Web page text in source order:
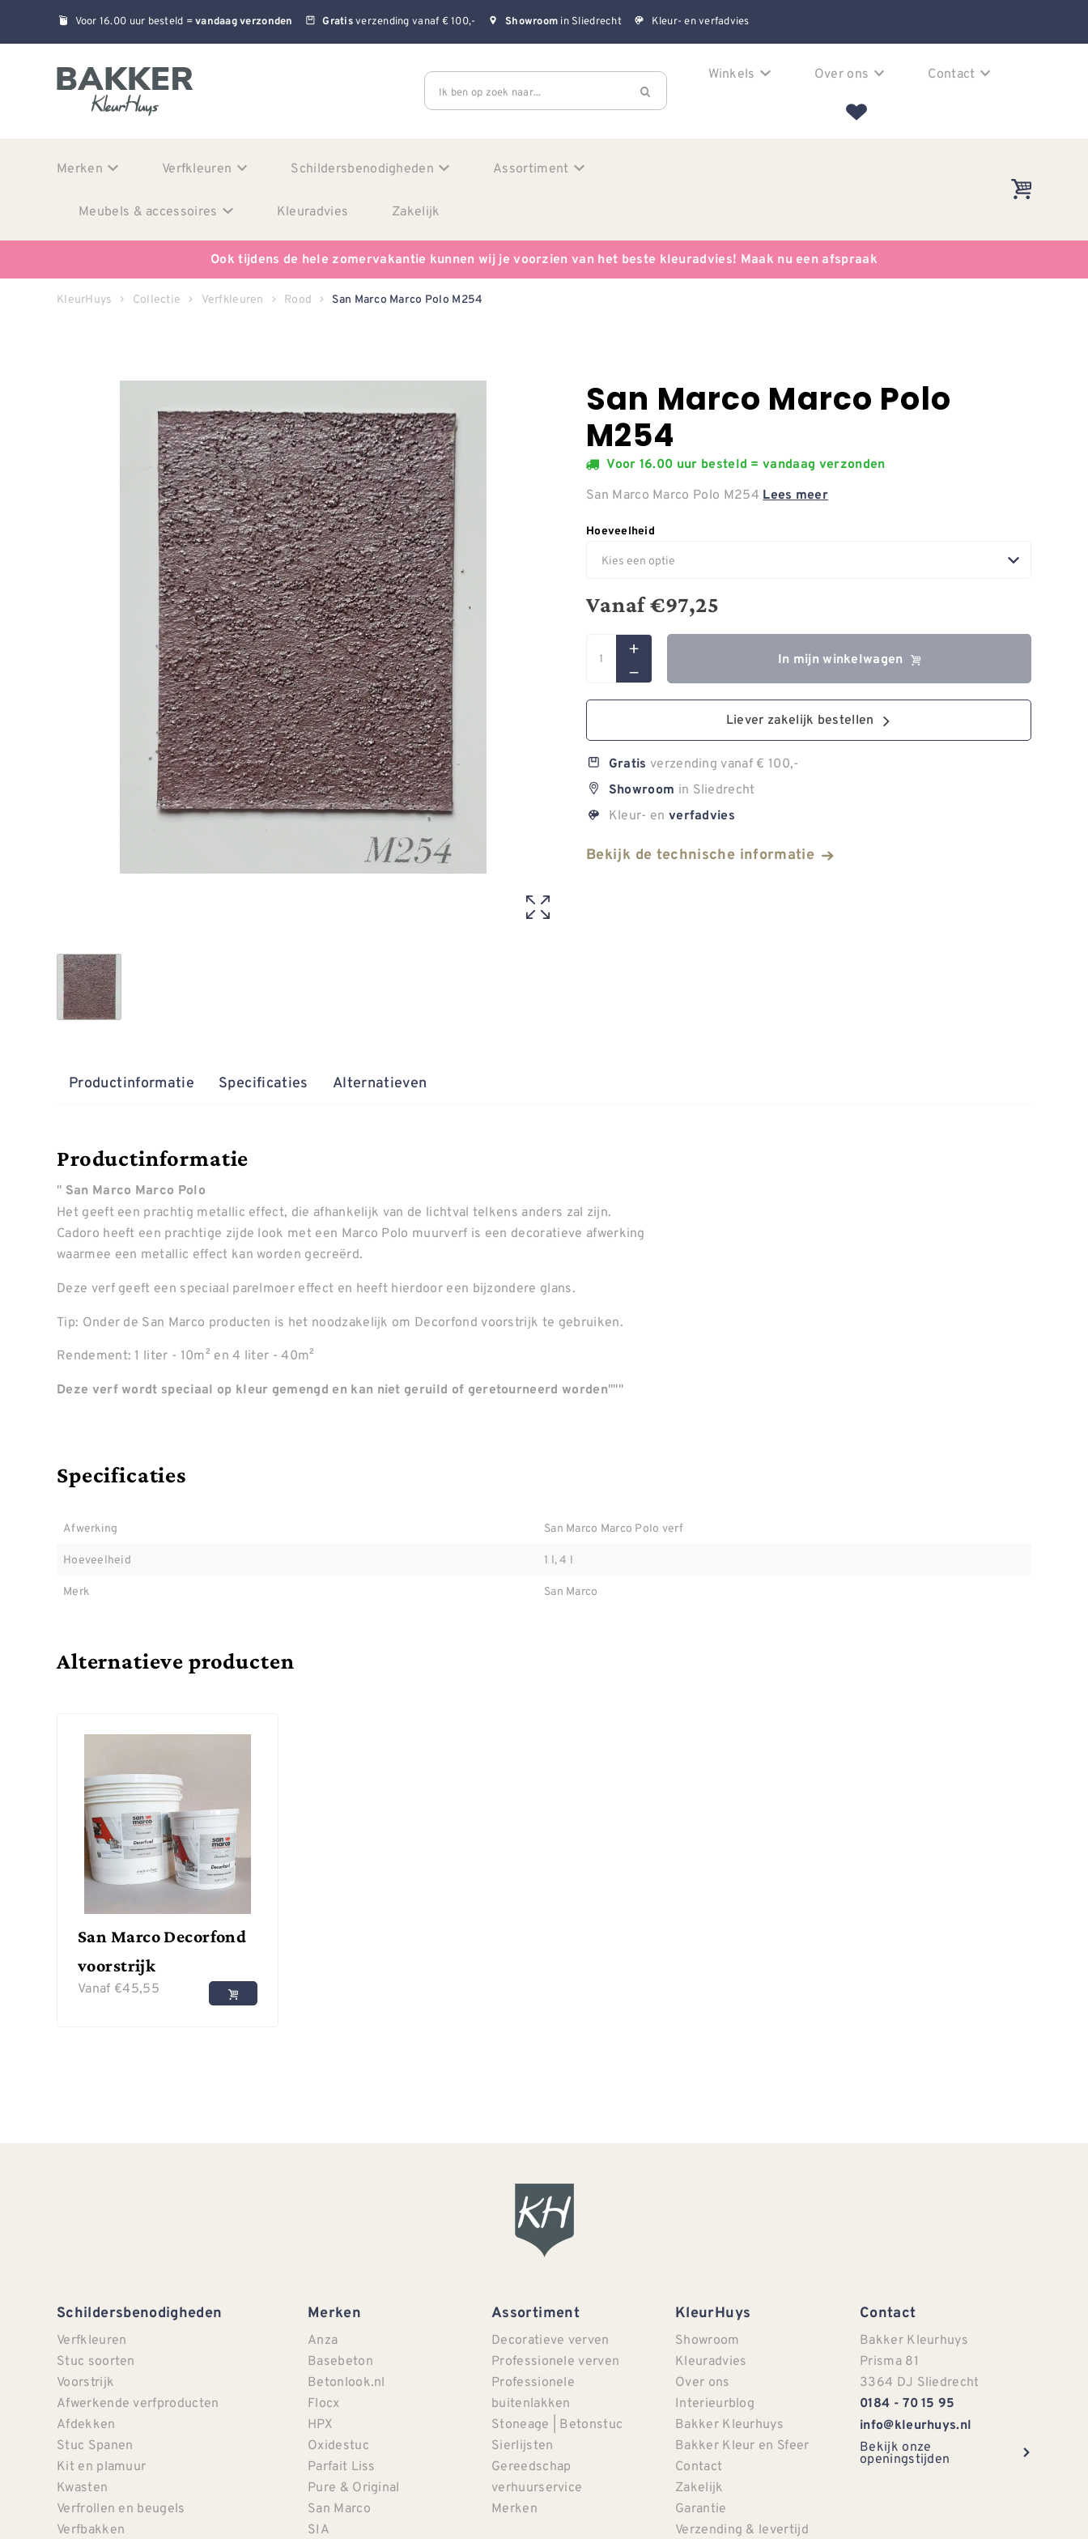
Voor 16.00 uur besteld =vandaag verzonden Gratisverzending vanaf € 100,- Showroom in Sliedrecht Kleur- en verfadvies
Ik ben op zoek naar...
Winkels Over ons Contact
Merken Verfkleuren Schildersbenodigheden Assortiment
Meubels & accessoires Kleuradvies Zakelijk
Ook tijdens de hele zomervakantie kunnen wij je voorzien van het beste kleuradvies! Maak nu een afspraak
KleurHuys Collectie Verfkleuren Rood San Marco Marco Polo M254
San Marco Marco Polo
M254
Voor 16.00 uur besteld = vandaag verzonden
San Marco Marco Polo M254 Lees meer
Hoeveelheid
Vanaf€97,25
In mijn winkelwagen
Liever zakelijk bestellen
Gratis verzending vanaf € 100,-
Showroom in Sliedrecht
Kleur- en verfadvies
Bekijk de technische informatie
Productinformatie Specificaties Alternatieven
Productinformatie
" San Marco Marco Polo
Het geeft een prachtig metallic effect, die afhankelijk van de lichtval telkens anders zal zijn.
Cadoro heeft een prachtige zijde look met een Marco Polo muurverf is een decoratieve afwerking
waarmee een metallic effect kan worden gecreërd.
Deze verf geeft een speciaal parelmoer effect en heeft hierdoor een bijzondere glans.
Tip: Onder de San Marco producten is het noodzakelijk om Decorfond voorstrijk te gebruiken.
Rendement: 1 liter - 10m² en 4 liter - 40m²
Deze verf wordt speciaal op kleur gemengd en kan niet geruild of geretourneerd worden"""
Specificaties
Afwerking
San Marco Marco Polo verf
Hoeveelheid
1 l, 4 l
Merk
San Marco
Alternatieve producten
San Marco Decorfond
voorstrijk
Vanaf €45,55
Schildersbenodigheden
Verfkleuren
Stuc soorten
Voorstrijk
Afwerkende verfproducten
Afdekken
Stuc Spanen
Kit en plamuur
Kwasten
Verfrollen en beugels
Verfbakken
Merken
Anza
Basebeton
Betonlook.nl
Flocx
HPX
Oxidestuc
Parfait Liss
Pure & Original
San Marco
SIA
Assortiment
Decoratieve verven
Professionele verven
Professionele
buitenlakken
Stoneage | Betonstuc
Sierlijsten
Gereedschap
verhuurservice
Merken
KleurHuys
Showroom
Kleuradvies
Over ons
Interieurblog
Bakker Kleurhuys
Bakker Kleur en Sfeer
Contact
Zakelijk
Garantie
Verzending & levertijd
Contact
Bakker Kleurhuys
Prisma 81
3364 DJ Sliedrecht
0184 - 70 15 95
info@kleurhuys.nl
Bekijk onze
openingstijden